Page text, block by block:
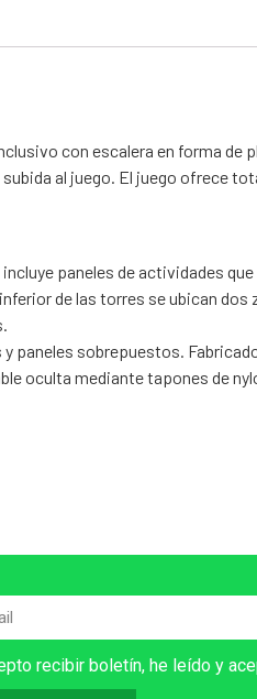
con escalera en forma de
al juego. El juego ofrece
paneles de actividades
de las torres se ubican dos
sobrepuestos.
oculta mediante tapones de
recibir boletín, he leído y